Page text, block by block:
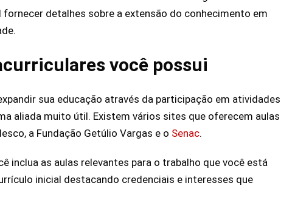
detalhes sobre a extensão do conhecimento em
você possui
sua educação através da participação em atividades
aliada muito útil. Existem vários sites que oferecem aulas
a Fundação Getúlio Vargas e o Senac.
inclua as aulas relevantes para o trabalho que você está
inicial destacando credenciais e interesses que